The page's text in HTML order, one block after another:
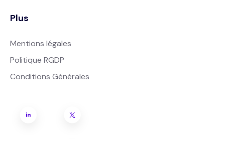
Plus
Mentions légales
Politique RGDP
Conditions Générales